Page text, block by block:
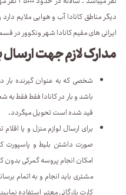
دیگر مناطق کانادا آب و هوایی ملایم
ایرانی های مقیم کانادا شهر ونکوور در
مدارک لازم جهت
شخصی که به عنوان گیرنده بار
باشد و بار در کانادا فقط فقط به
قید شده است تحویل میگردد.
برای ارسال لوازم منزل و یا اقلام
صورت داشتن بلیط و
امکان انجام پروسه گمرکی بدون
مشتری باید انجام و به اتمام
کارت بازرگانی معتبر استفاده